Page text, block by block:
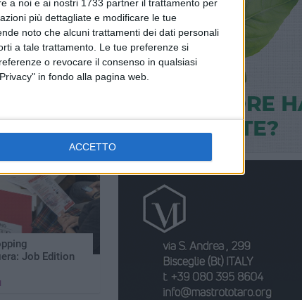
a noi e ai nostri 1733 partner il trattamento per
più dettagliate e modificare le tue
noto che alcuni trattamenti dei dati personali
a tale trattamento. Le tue preferenze si
o revocare il consenso in qualsiasi
in fondo alla pagina web.
ACCETTO
Job Edition